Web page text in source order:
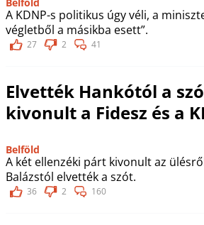
A KDNP-s politikus úgy véli, a
végletből a másikba esett”.
27 2 41
Elvették Hankótól a
kivonult a Fidesz és a
Belföld
A két ellenzéki párt kivonult az
Balázstól elvették a szót.
36 2 160